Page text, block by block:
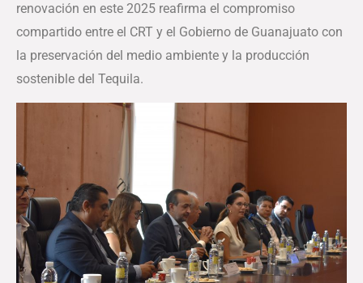
renovación en este 2025 reafirma el compromiso
compartido entre el CRT y el Gobierno de Guanajuato con
la preservación del medio ambiente y la producción
sostenible del Tequila.